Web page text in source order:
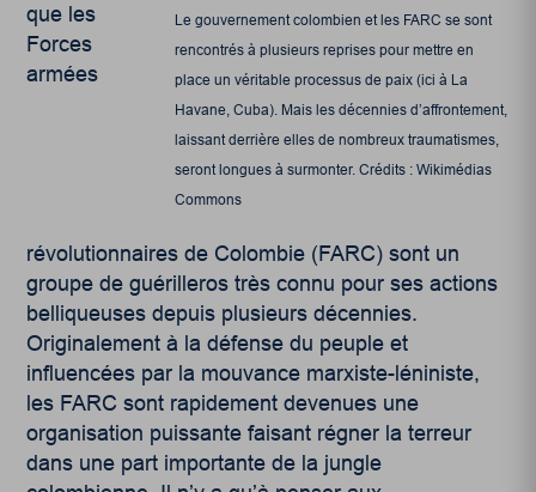
Le gouvernement colombien et les FARC se sont
rencontrés à plusieurs reprises pour mettre en
place un véritable processus de paix (ici à La
Havane, Cuba). Mais les décennies d’affrontement,
laissant derrière elles de nombreux traumatismes,
seront longues à surmonter. Crédits : Wikimédias
Commons
que les
Forces
armées
révolutionnaires de Colombie (FARC) sont un
groupe de guérilleros très connu pour ses actions
belliqueuses depuis plusieurs décennies.
Originalement à la défense du peuple et
influencées par la mouvance marxiste-léniniste,
les FARC sont rapidement devenues une
organisation puissante faisant régner la terreur
dans une part importante de la jungle